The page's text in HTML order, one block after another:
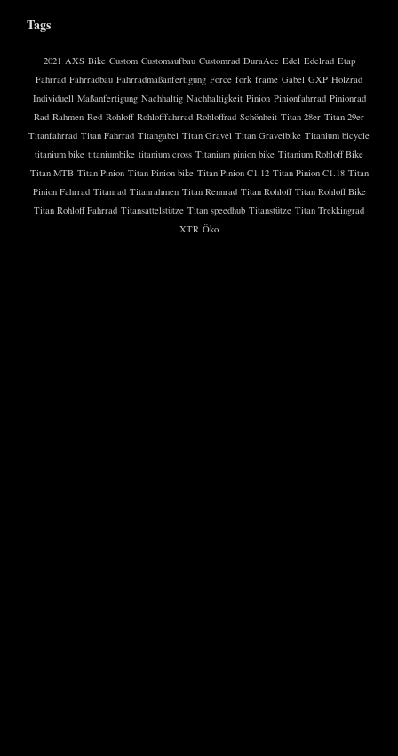
Tags
2021 AXS Bike Custom Customaufbau Customrad DuraAce Edel Edelrad Etap
Fahrrad Fahrradbau Fahrradmaßanfertigung Force fork frame Gabel GXP Holzrad
Individuell Maßanfertigung Nachhaltig Nachhaltigkeit Pinion Pinionfahrrad Pinionrad
Rad Rahmen Red Rohloff Rohlofffahrrad Rohloffrad Schönheit Titan 28er Titan 29er
Titanfahrrad Titan Fahrrad Titangabel Titan Gravel Titan Gravelbike Titanium bicycle
titanium bike titaniumbike titanium cross Titanium pinion bike Titanium Rohloff Bike
Titan MTB Titan Pinion Titan Pinion bike Titan Pinion C1.12 Titan Pinion C1.18 Titan
Pinion Fahrrad Titanrad Titanrahmen Titan Rennrad Titan Rohloff Titan Rohloff Bike
Titan Rohloff Fahrrad Titansattelstütze Titan speedhub Titanstütze Titan Trekkingrad
XTR Öko